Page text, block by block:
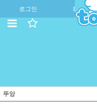
로그인 회원가입
뚜앙